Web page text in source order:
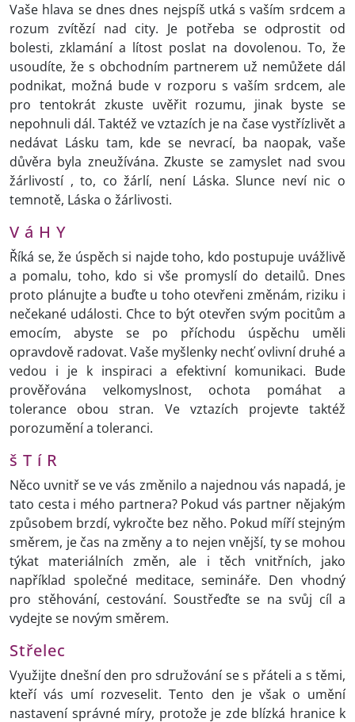
Vaše hlava se dnes dnes nejspíš utká s vaším srdcem a
rozum zvítězí nad city. Je potřeba se odprostit od
bolesti, zklamání a lítost poslat na dovolenou. To, že
usoudíte, že s obchodním partnerem už nemůžete dál
podnikat, možná bude v rozporu s vaším srdcem, ale
pro tentokrát zkuste uvěřit rozumu, jinak byste se
nepohnuli dál. Taktéž ve vztazích je na čase vystřízlivět a
nedávat Lásku tam, kde se nevrací, ba naopak, vaše
důvěra byla zneužívána. Zkuste se zamyslet nad svou
žárlivostí , to, co žárlí, není Láska. Slunce neví nic o
temnotě, Láska o žárlivosti.
V á H Y
Říká se, že úspěch si najde toho, kdo postupuje uvážlivě
a pomalu, toho, kdo si vše promyslí do detailů. Dnes
proto plánujte a buďte u toho otevřeni změnám, riziku i
nečekané události. Chce to být otevřen svým pocitům a
emocím, abyste se po příchodu úspěchu uměli
opravdově radovat. Vaše myšlenky nechť ovlivní druhé a
vedou i je k inspiraci a efektivní komunikaci. Bude
prověřována velkomyslnost, ochota pomáhat a
tolerance obou stran. Ve vztazích projevte taktéž
porozumění a toleranci.
š T í R
Něco uvnitř se ve vás změnilo a najednou vás napadá, je
tato cesta i mého partnera? Pokud vás partner nějakým
způsobem brzdí, vykročte bez něho. Pokud míří stejným
směrem, je čas na změny a to nejen vnější, ty se mohou
týkat materiálních změn, ale i těch vnitřních, jako
například společné meditace, semináře. Den vhodný
pro stěhování, cestování. Soustřeďte se na svůj cíl a
vydejte se novým směrem.
Střelec
Využijte dnešní den pro sdružování se s přáteli a s těmi,
kteří vás umí rozveselit. Tento den je však o umění
nastavení správné míry, protože je zde blízká hranice k